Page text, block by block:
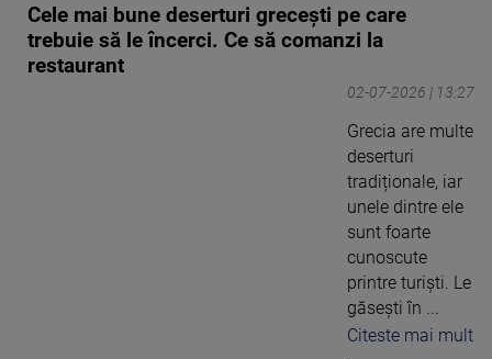
Cele mai bune deserturi grecești pe care
trebuie să le încerci. Ce să comanzi la
restaurant
02-07-2026 | 13:27
Grecia are multe
deserturi
tradiționale, iar
unele dintre ele
sunt foarte
cunoscute
printre turiști. Le
găsești în ...
Citeste mai mult